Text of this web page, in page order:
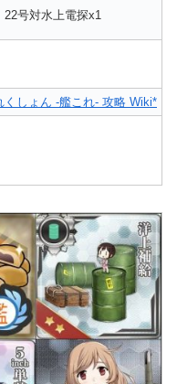
22号対水上電探x1
しょん -艦これ- 攻略 Wiki*